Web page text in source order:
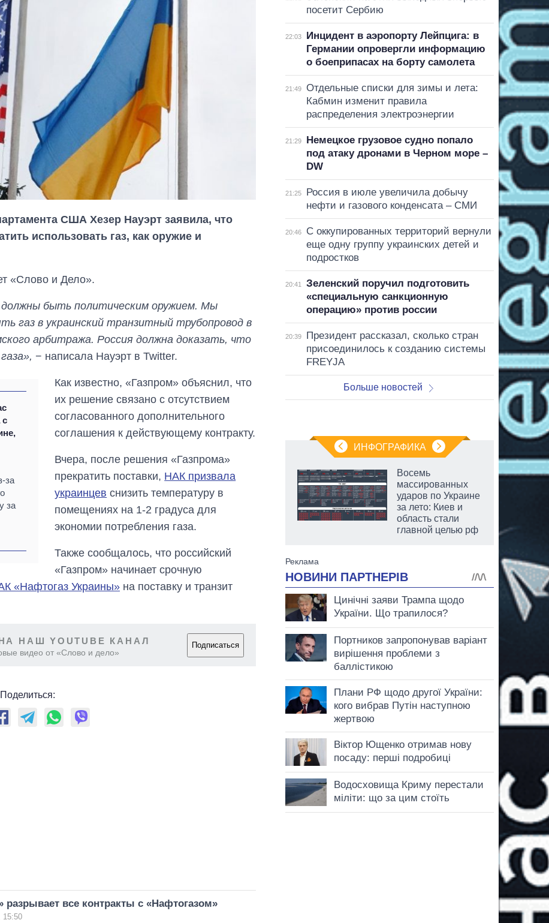
США Хезер Науэрт заявила, что
использовать газ, как оружие и
«Слово и Дело».
быть политическим оружием. Мы
газ в украинский транзитный трубопровод в
арбитража. Россия должна доказать, что
− написала Науэрт в Twitter.
с
за
за
Как известно, «Газпром» объяснил, что
их решение связано с отсутствием
согласованного дополнительного
соглашения к действующему контракту.
Вчера, после решения «Газпрома»
прекратить поставки, НАК призвала
украинцев снизить температуру в
помещениях на 1-2 градуса для
экономии потребления газа.
Также сообщалось, что российский
«Газпром» начинает срочную
«Нафтогаз Украины» на поставку и транзит
НАШ YOUTUBE КАНАЛ
видео от «Слово и дело»
Подписаться
Поделиться:
разрывает все контракты с «Нафтогазом»
15:50
посетит Сербию
22:03
Инцидент в аэропорту Лейпцига: в
Германии опровергли информацию
о боеприпасах на борту самолета
21:49
Отдельные списки для зимы и лета:
Кабмин изменит правила
распределения электроэнергии
21:29
Немецкое грузовое судно попало
под атаку дронами в Черном море –
DW
21:25
Россия в июле увеличила добычу
нефти и газового конденсата – СМИ
20:46
С оккупированных территорий вернули
еще одну группу украинских детей и
подростков
20:41
Зеленский поручил подготовить
«специальную санкционную
операцию» против россии
20:39
Президент рассказал, сколько стран
присоединилось к созданию системы
FREYJA
Больше новостей
ИНФОГРАФИКА
Сколько
картофеля
выращивали в
Украине до и во
время большой
войны
Восемь
массированных
ударов по Украине
за лето: Киев и
область стали
главной целью рф